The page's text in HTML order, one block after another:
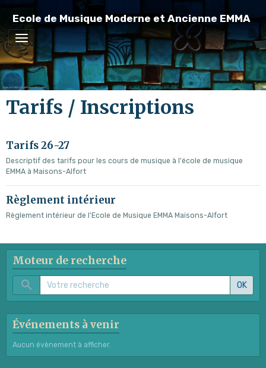
Ecole de Musique Moderne et Ancienne EMMA
Tarifs / Inscriptions
Tarifs 26-27
Descriptif des tarifs pour les cours de musique à l'école de musique
EMMA à Maisons-Alfort
Règlement intérieur
Règlement intérieur de l'Ecole de Musique EMMA Maisons-Alfort
Moteur de recherche
OK
Événements à venir
Aucun évènement à afficher.